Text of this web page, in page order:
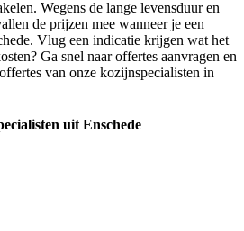
Wegens de lange levensduur en
de prijzen mee wanneer je een
Vlug een indicatie krijgen wat het
Ga snel naar offertes aanvragen en
van onze kozijnspecialisten in
uit Enschede